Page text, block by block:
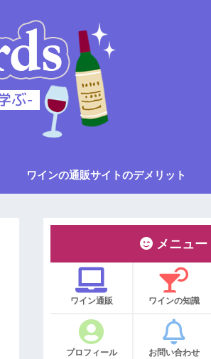
ワインの通販サイトのデメリット
メニュー
ワイン通販 ワインの知識
プロフィール お問い合わせ